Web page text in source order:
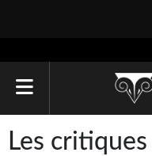
Les